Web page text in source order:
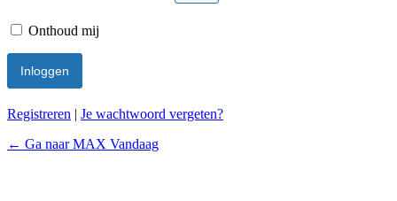
Onthoud mij
Registreren | Je wachtwoord vergeten?
← Ga naar MAX Vandaag